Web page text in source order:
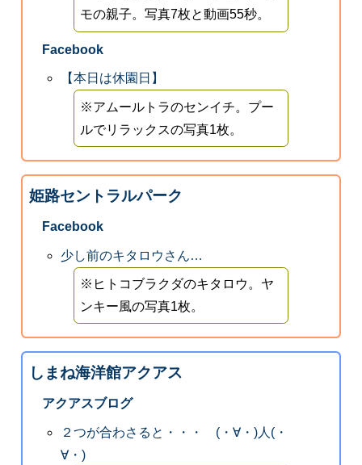
モの親子。写真7枚と動画55秒。
Facebook
【本日は休園日】
※アムールトラのセンイチ。プー
ルでリラックスの写真1枚。
姫路セントラルパーク
Facebook
少し前のキタロウさん…
※ヒトコブラクダのキタロウ。ヤ
ンキー風の写真1枚。
しまね海洋館アクアス
アクアスブログ
２つが合わさると・・・ (・∀・)人(・
∀・)